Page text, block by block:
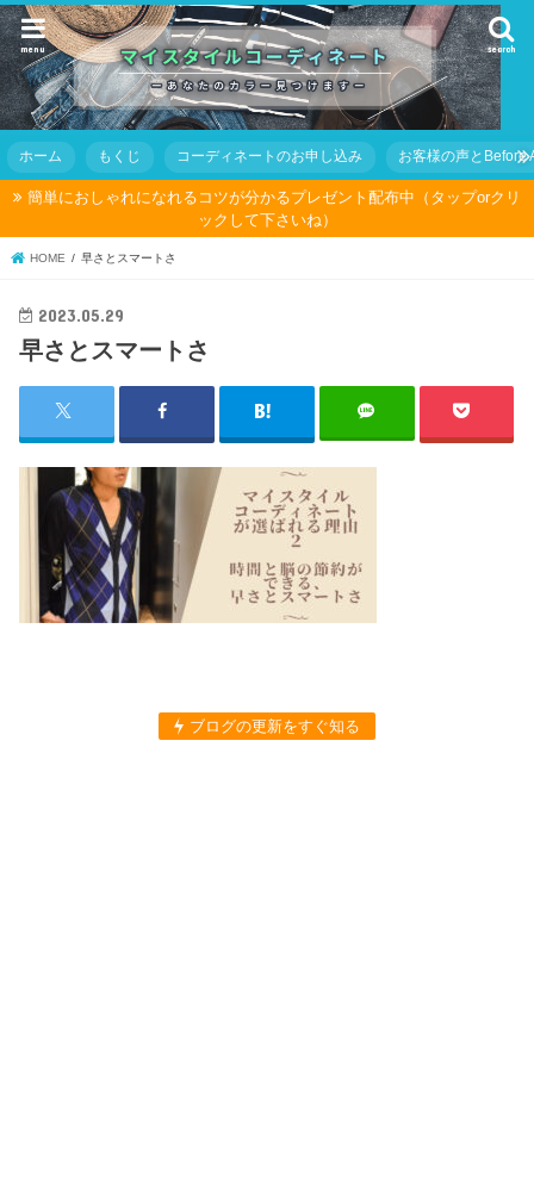
search
menu
ホーム もくじ コーディネートのお申し込み お客様の声とBefore
簡単におしゃれになれるコツが分かるプレゼント配布中（タップorクリ
ックして下さいね）
HOME 早さとスマートさ
2023.05.29
早さとスマートさ
ブログの更新をすぐ知る